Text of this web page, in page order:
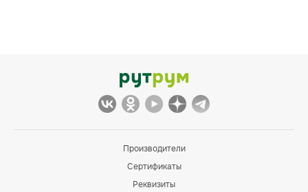
Производители
Сертификаты
Реквизиты